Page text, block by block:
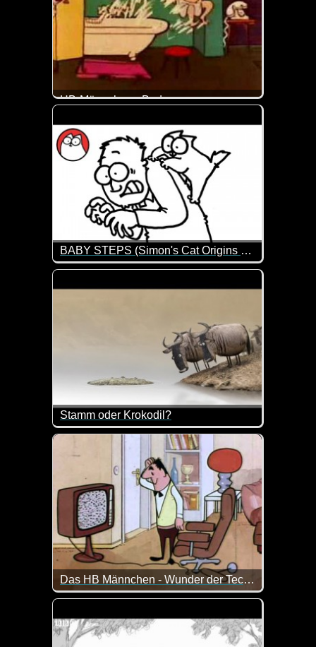
HB-Männchen - Badewanne
BABY STEPS (Simon's Cat Origins Story: Part 2)
Aller Anfang ist schwer. So auch, wenn man zum
Stamm oder Krokodil?
Tja, das ist hier die Frage. Wer recht hat, müsst
Das HB Männchen - Wunder der Technik
Das HB-Männchen und die Technik. Man kann